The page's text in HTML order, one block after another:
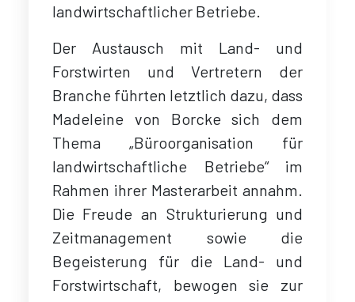
landwirtschaftlicher Betriebe.
Der Austausch mit Land- und
Forstwirten und Vertretern der
Branche führten letztlich dazu, dass
Madeleine von Borcke sich dem
Thema „Büroorganisation für
landwirtschaftliche Betriebe“ im
Rahmen ihrer Masterarbeit annahm.
Die Freude an Strukturierung und
Zeitmanagement sowie die
Begeisterung für die Land- und
Forstwirtschaft, bewogen sie zur